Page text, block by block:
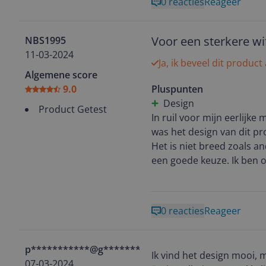
ervoor dat elke uithoek
De impact op de
vloeiender en zonder
onzichtbaar schild
Ook de
beelden werden
naar een nieuw niveau
Zelfs tijdens het
ging sneller dan ooit
heeft ook een sfeer van
NBS1995
11-03-2024
Algemene score
9.0
Product Getest
Voor een sterkere
In ruil voor mijn eerlijke
was het design van dit
Het is niet breed zoals
een goede keuze. Ik
heeft het mij 1,5 dag
nodes. Hierdoor moest
Pluspunten
Design
Ja, ik beveel dit product
0 reactiesReageer
p***********@g********
Ik vind het design mooi,